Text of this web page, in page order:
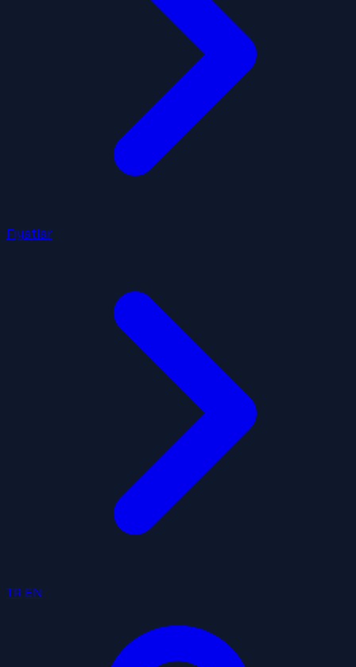
Fiyatlar
TR EN